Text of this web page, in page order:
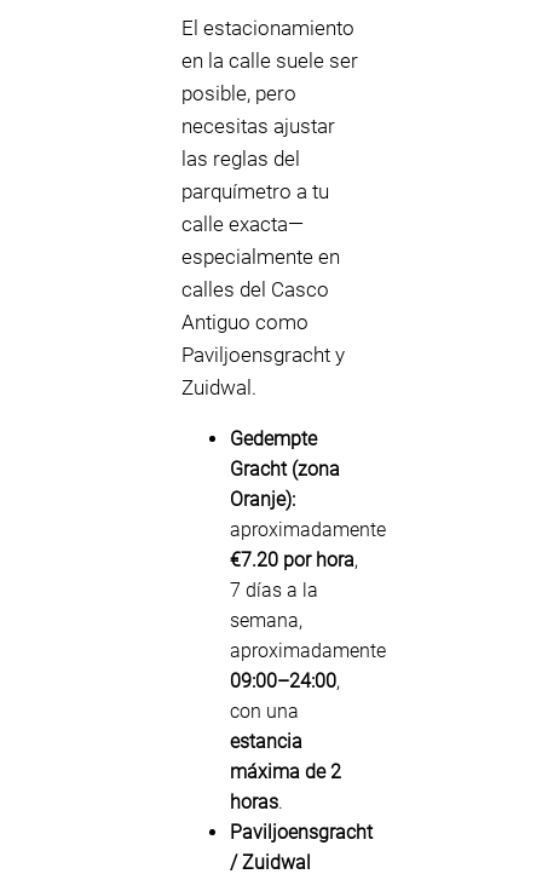
El estacionamiento
en la calle suele ser
posible, pero
necesitas ajustar
las reglas del
parquímetro a tu
calle exacta—
especialmente en
calles del Casco
Antiguo como
Paviljoensgracht y
Zuidwal.
Gedempte
Gracht (zona
Oranje):
aproximadamente
€7.20 por hora,
7 días a la
semana,
aproximadamente
09:00–24:00,
con una
estancia
máxima de 2
horas.
Paviljoensgracht
/ Zuidwal